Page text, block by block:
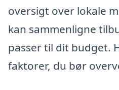
oversigt over lokale
kan sammenligne
passer til dit budget.
faktorer, du bør